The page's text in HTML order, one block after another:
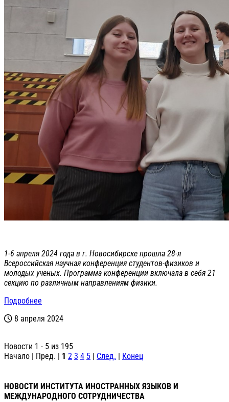
1-6 апреля 2024 года в г. Новосибирске прошла 28-я
Всероссийская научная конференция студентов-физиков и
молодых ученых. Программа конференции включала в себя 21
секцию по различным направлениям физики.
Подробнее
8 апреля 2024
Новости 1 - 5 из 195
Начало | Пред. | 1 2 3 4 5 | След. | Конец
НОВОСТИ ИНСТИТУТА ИНОСТРАННЫХ ЯЗЫКОВ И
МЕЖДУНАРОДНОГО СОТРУДНИЧЕСТВА